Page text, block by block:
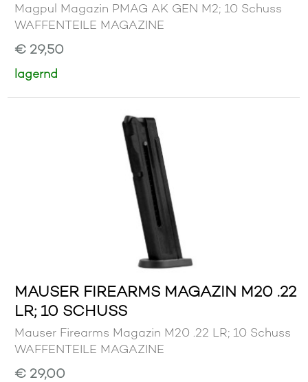
Magpul Magazin PMAG AK GEN M2; 10 Schuss
WAFFENTEILE MAGAZINE
€ 29,50
lagernd
MAUSER FIREARMS MAGAZIN M20 .22
LR; 10 SCHUSS
Mauser Firearms Magazin M20 .22 LR; 10 Schuss
WAFFENTEILE MAGAZINE
€ 29,00